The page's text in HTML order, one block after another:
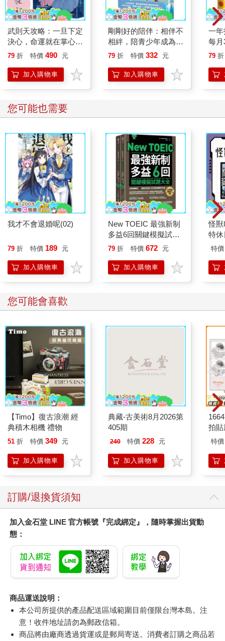
武則天攻略：一旦下定
決心，命運就在掌心！
【作者親簽版】
79 折 特價 490 元
加入購物車
剛剛好的陪伴：相伴不
相絆，陪青少年成為想
要的自己
79 折 特價 332 元
加入購物車
一
每
看
79 折
您可能也需要
我才不會退婚呢(02)
79 折 特價 189 元
加入購物車
New TOEIC 最強新制
多益6回關鍵模擬試題
大全：全面制霸聽力＋
金證書勢不可當（題本
＋解析雙書裝）(附QR
79 折 特價 672 元
加入購物車
怪獸
特
加購]
特價
您可能會喜歡
【Timo】復古浪潮 經
典積木相機 禮物
51 折 特價 349 元
加入購物車
典藏-古美術8月2026第
405期
240 特價 228 元
加入購物車
拍
特價
訂購/退換貨須知
加入金石堂 LINE 官方帳號『完成綁定』，隨時掌握出貨動
態：
商品運送說明：
本公司所提供的產品配送區域範圍目前僅限台灣本島。注
意！收件地址請勿為郵政信箱。
商品將由廠商透過貨運或是郵局寄送。消費者訂購之商品若